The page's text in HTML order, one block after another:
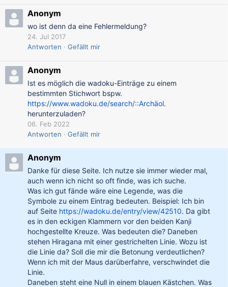
Anonym
wo ist denn da eine Fehlermeldung?
24. Jul 2017
Antworten
Gefällt mir
Anonym
Ist es möglich die wadoku-Einträge zu einem
bestimmten Stichwort bspw.
https://www.wadoku.de/search/::Archäol.
herunterzuladen?
06. Feb 2022
Antworten
Gefällt mir
Anonym
Danke für diese Seite. Ich nutze sie immer wieder mal,
auch wenn ich nicht so oft finde, was ich suche.
Was ich gut fände wäre eine Legende, was die
Symbole zu einem Eintrag bedeuten. Beispiel: Ich bin
auf Seite https://wadoku.de/entry/view/42510. Da gibt
es in den eckigen Klammern vor den beiden Kanji
hochgestellte Kreuze. Was bedeuten die? Daneben
stehen Hiragana mit einer gestrichelten Linie. Wozu ist
die Linie da? Soll die mir die Betonung verdeutlichen?
Wenn ich mit der Maus darüberfahre, verschwindet die
Linie.
Daneben steht eine Null in einem blauen Kästchen. Was